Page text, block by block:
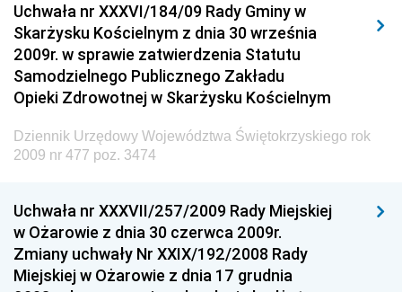
Elektronicznej
Dziennik Urzędowy Ministra Spraw Wewnętrznych i
Administracji
Dziennik Urzędowy Ministra Transportu
Dziennik Urzędowy Ministra Budownictwa
Dziennik Urzędowy Ministra Nauki i Szkolnictwa
Dziennik Urzędowy Głównego Urzędu Miar
Dziennik Urzędowy Ministra Rolnictwa i Rozwoju Wsi
Dziennik Urzędowy Ministra Edukacji Narodowej i
Sportu
Uchwała nr XXXVI/184/09 Rady Gminy w
Skarżysku Kościelnym z dnia 30 września
2009r. w sprawie zatwierdzenia Statutu
Samodzielnego Publicznego Zakładu
Opieki Zdrowotnej w Skarżysku Kościelnym
Dziennik Urzędowy Województwa Świętokrzyskiego rok
2009 nr 477 poz. 3474
Uchwała nr XXXVII/257/2009 Rady Miejskiej
w Ożarowie z dnia 30 czerwca 2009r.
Zmiany uchwały Nr XXIX/192/2008 Rady
Miejskiej w Ożarowie z dnia 17 grudnia